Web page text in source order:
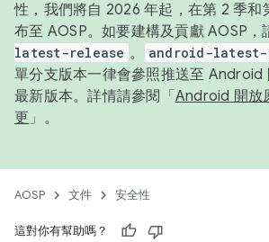
性，我們將自 2026 年起，在第 2 季和
布至 AOSP。如要建構及貢獻 AOSP，
latest-release 。 android-latest-
單分支版本一律會參照推送至 Android
最新版本。詳情請參閱「 Android 開放
更 」。
AOSP 文件 安全性
這對你有幫助嗎？